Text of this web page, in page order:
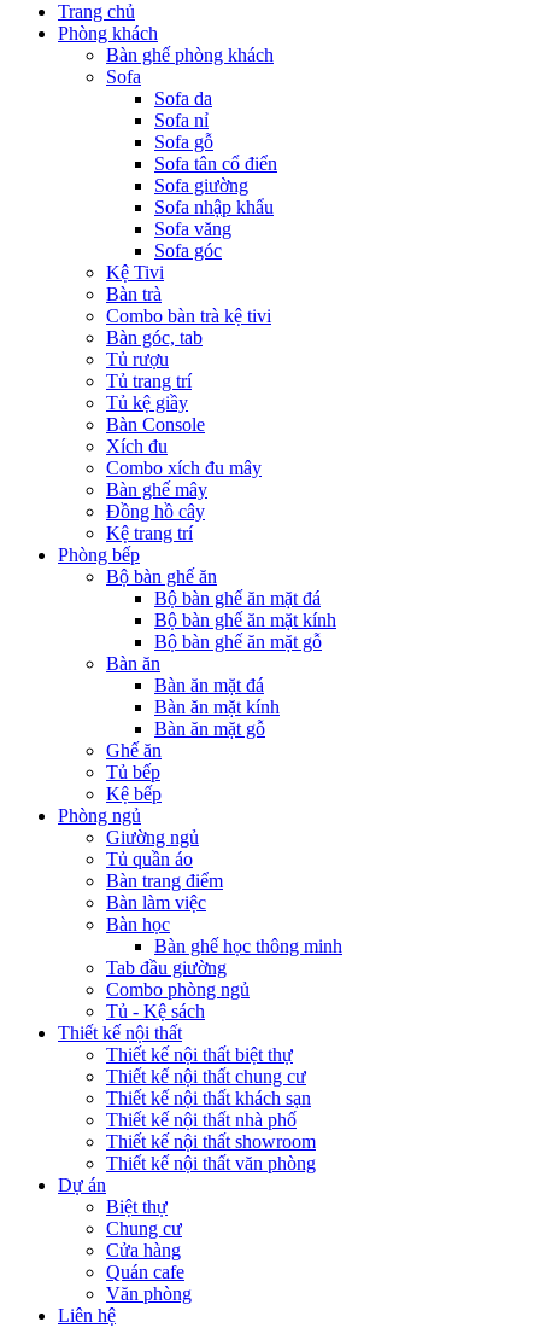
Trang chủ
Phòng khách
Bàn ghế phòng khách
Sofa
Sofa da
Sofa nỉ
Sofa gỗ
Sofa tân cổ điển
Sofa giường
Sofa nhập khẩu
Sofa văng
Sofa góc
Kệ Tivi
Bàn trà
Combo bàn trà kệ tivi
Bàn góc, tab
Tủ rượu
Tủ trang trí
Tủ kệ giầy
Bàn Console
Xích đu
Combo xích đu mây
Bàn ghế mây
Đồng hồ cây
Kệ trang trí
Phòng bếp
Bộ bàn ghế ăn
Bộ bàn ghế ăn mặt đá
Bộ bàn ghế ăn mặt kính
Bộ bàn ghế ăn mặt gỗ
Bàn ăn
Bàn ăn mặt đá
Bàn ăn mặt kính
Bàn ăn mặt gỗ
Ghế ăn
Tủ bếp
Kệ bếp
Phòng ngủ
Giường ngủ
Tủ quần áo
Bàn trang điểm
Bàn làm việc
Bàn học
Bàn ghế học thông minh
Tab đầu giường
Combo phòng ngủ
Tủ - Kệ sách
Thiết kế nội thất
Thiết kế nội thất biệt thự
Thiết kế nội thất chung cư
Thiết kế nội thất khách sạn
Thiết kế nội thất nhà phố
Thiết kế nội thất showroom
Thiết kế nội thất văn phòng
Dự án
Biệt thự
Chung cư
Cửa hàng
Quán cafe
Văn phòng
Liên hệ